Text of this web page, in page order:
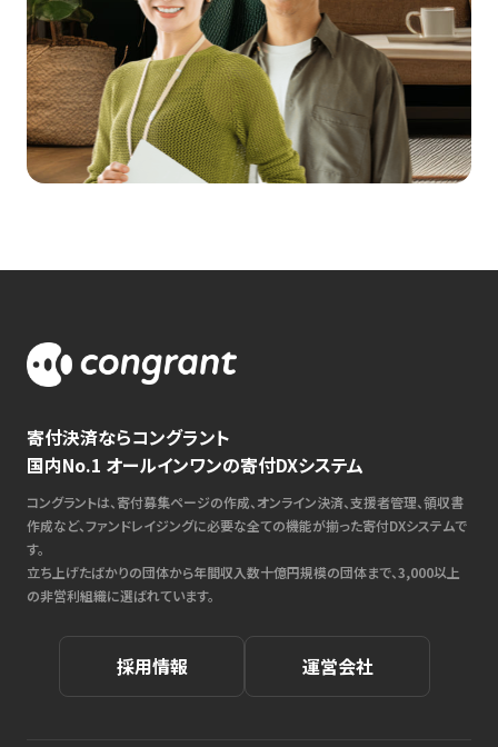
寄付決済ならコングラント
国内No.1 オールインワンの寄付DXシステム
コングラントは、寄付募集ページの作成、オンライン決済、支援者管理、領収書
作成など、ファンドレイジングに必要な全ての機能が揃った寄付DXシステムで
す。
立ち上げたばかりの団体から年間収入数十億円規模の団体まで、3,000以上
の非営利組織に選ばれています。
採用情報 運営会社